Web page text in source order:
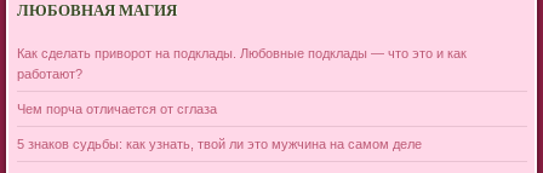
ЛЮБОВНАЯ МАГИЯ
Как сделать приворот на подклады. Любовные подклады — что это и как
работают?
Чем порча отличается от сглаза
5 знаков судьбы: как узнать, твой ли это мужчина на самом деле